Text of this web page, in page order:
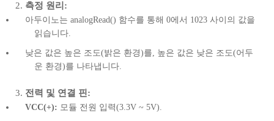
측정 원리:
아두이노는 analogRead() 함수를 통해 0에서 1023 사이의 값을
읽습니다.
낮은 값은 높은 조도(밝은 환경)를, 높은 값은 낮은 조도(어두
운 환경)를 나타냅니다.
전력 및 연결 핀:
VCC(+): 모듈 전원 입력(3.3V ~ 5V).